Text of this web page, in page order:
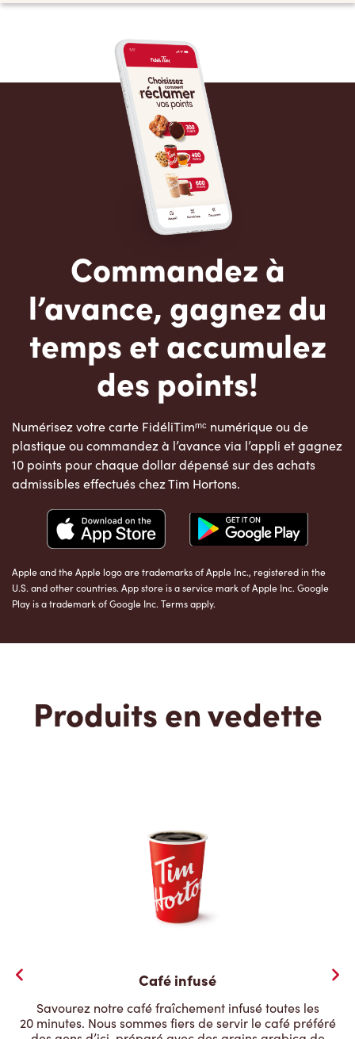
Commandez à
l’avance, gagnez du
temps et accumulez
des points!
Numérisez votre carte FidéliTimᵐᶜ numérique ou de
plastique ou commandez à l’avance via l’appli et gagnez
10 points pour chaque dollar dépensé sur des achats
admissibles effectués chez Tim Hortons.
Apple and the Apple logo are trademarks of Apple Inc., registered in the
U.S. and other countries. App store is a service mark of Apple Inc. Google
Play is a trademark of Google Inc. Terms apply.
Produits en vedette
Café infusé
Savourez notre café fraîchement infusé toutes les
20 minutes. Nous sommes fiers de servir le café préféré